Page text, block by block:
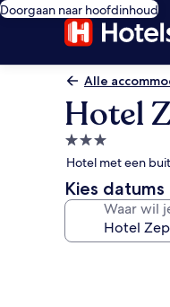
Doorgaan naar hoofdinhoud
Alle
Hotel
3.0-
Hotel met een
Kies
Waar wil